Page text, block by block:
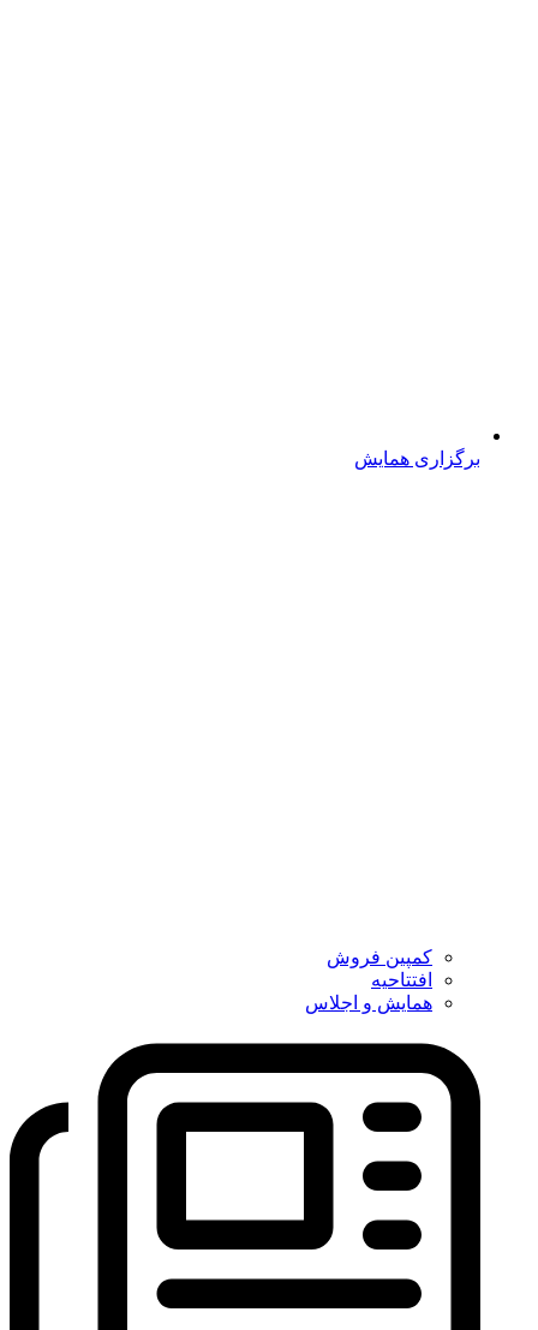
برگزاری همایش
کمپین فروش
افتتاحیه
همایش و اجلاس